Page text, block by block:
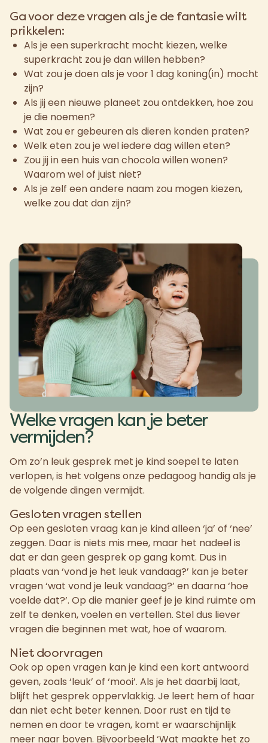
Ga voor deze vragen als je de fantasie wilt
prikkelen:
Als je een superkracht mocht kiezen, welke
superkracht zou je dan willen hebben?
Wat zou je doen als je voor 1 dag koning(in) mocht
zijn?
Als jij een nieuwe planeet zou ontdekken, hoe zou
je die noemen?
Wat zou er gebeuren als dieren konden praten?
Welk eten zou je wel iedere dag willen eten?
Zou jij in een huis van chocola willen wonen?
Waarom wel of juist niet?
Als je zelf een andere naam zou mogen kiezen,
welke zou dat dan zijn?
Welke vragen kan je beter
vermijden?
Om zo’n leuk gesprek met je kind soepel te laten
verlopen, is het volgens onze pedagoog handig als je
de volgende dingen vermijdt.
Gesloten vragen stellen
Op een gesloten vraag kan je kind alleen ‘ja’ of ‘nee’
zeggen. Daar is niets mis mee, maar het nadeel is
dat er dan geen gesprek op gang komt. Dus in
plaats van ‘vond je het leuk vandaag?’ kan je beter
vragen ‘wat vond je leuk vandaag?’ en daarna ‘hoe
voelde dat?’. Op die manier geef je je kind ruimte om
zelf te denken, voelen en vertellen. Stel dus liever
vragen die beginnen met wat, hoe of waarom.
Niet doorvragen
Ook op open vragen kan je kind een kort antwoord
geven, zoals ‘leuk’ of ‘mooi’. Als je het daarbij laat,
blijft het gesprek oppervlakkig. Je leert hem of haar
dan niet echt beter kennen. Door rust en tijd te
nemen en door te vragen, komt er waarschijnlijk
meer naar boven. Bijvoorbeeld ‘Wat maakte het zo